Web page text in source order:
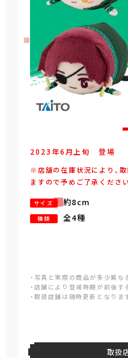
2023年6 月 上旬 登場
※店舗の在庫状況により、
ますので予めご了承ください
サイズ 約8cm
種類 全4種
・写真と実際の商品が多少異な
・店舗により登場時期が前後す
・取扱店舗は随時更新となりま
取扱